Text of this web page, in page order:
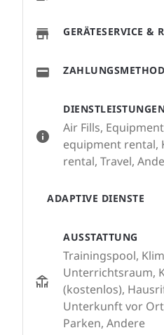
Air Fills,
equipment rental,
rental, Travel,
ADAPTIVE DIENSTE
AUSSTATTUNG
Trainingspool,
Unterrichtsraum,
(kostenlos),
Unterkunft vor
Parken, Andere
GERÄTESERVICE &